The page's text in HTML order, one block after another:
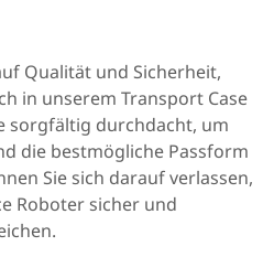
Qualität und Sicherheit,
in unserem Transport Case
sorgfältig durchdacht, um
die bestmögliche Passform
Sie sich darauf verlassen,
Roboter sicher und